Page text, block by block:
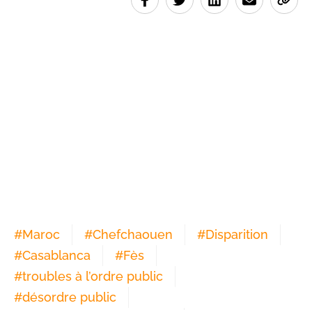
#Maroc #Chefchaouen #Disparition
#Casablanca #Fès
#troubles à l’ordre public
#désordre public